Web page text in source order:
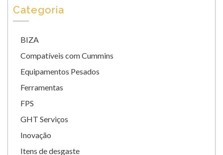
Categoria
BIZA
Compatíveis com Cummins
Equipamentos Pesados
Ferramentas
FPS
GHT Serviços
Inovação
Itens de desgaste